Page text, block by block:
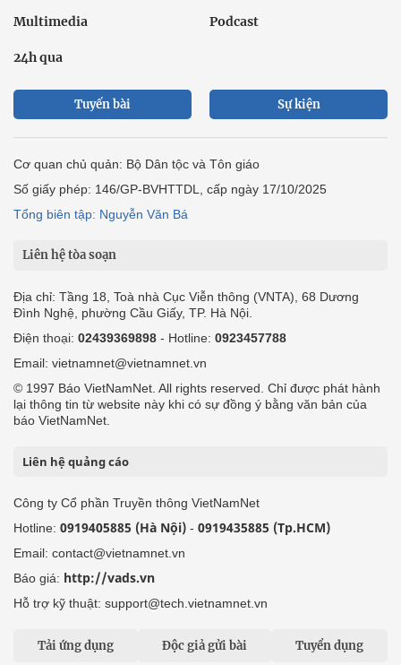
Multimedia Podcast
24h qua
Tuyến bài Sự kiện
Cơ quan chủ quản: Bộ Dân tộc và Tôn giáo
Số giấy phép: 146/GP-BVHTTDL, cấp ngày 17/10/2025
Tổng biên tập: Nguyễn Văn Bá
Liên hệ tòa soạn
Địa chỉ: Tầng 18, Toà nhà Cục Viễn thông (VNTA), 68 Dương
Đình Nghệ, phường Cầu Giấy, TP. Hà Nội.
Điện thoại: 02439369898 - Hotline: 0923457788
Email: vietnamnet@vietnamnet.vn
© 1997 Báo VietNamNet. All rights reserved. Chỉ được phát hành
lại thông tin từ website này khi có sự đồng ý bằng văn bản của
báo VietNamNet.
Liên hệ quảng cáo
Công ty Cổ phần Truyền thông VietNamNet
Hotline: 0919405885 (Hà Nội) - 0919435885 (Tp.HCM)
Email: contact@vietnamnet.vn
Báo giá: http://vads.vn
Hỗ trợ kỹ thuật: support@tech.vietnamnet.vn
Tải ứng dụng Độc giả gửi bài Tuyển dụng